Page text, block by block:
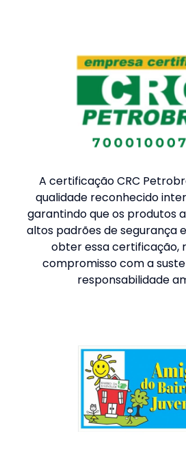
A certificação CRC
qualidade reconhecido
garantindo que os produtos
altos padrões de segurança
obter essa certificação,
compromisso com a
responsabilidade